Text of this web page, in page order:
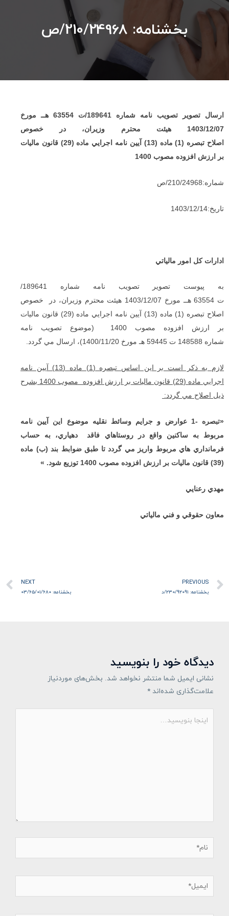
بخشنامه: 210/24968/ص
ارسال تصوير تصويب نامه شماره 189641/ت 63554 هــ مورخ
1403/12/07 هيئت محترم وزيران، در خصوص
اصلاح تبصره (1) ماده (13) آيين نامه اجرايي ماده (29) قانون ماليات
بر ارزش افزوده مصوب 1400
شماره:210/24968/ص
تاريخ:1403/12/14
ادارات کل امور مالياتي
به پيوست تصوير تصويب نامه شماره 189641/
ت 63554 هــ مورخ 1403/12/07 هيئت محترم وزيران، در خصوص
اصلاح تبصره (1) ماده (13) آيين نامه اجرايي ماده (29) قانون ماليات
بر ارزش افزوده مصوب 1400 (موضوع تصويب نامه
شماره 148588 ت 59445 هـ مورخ 1400/11/20)، ارسال مي گردد.
لازم به ذکر است بر اين اساس تبصره (1) ماده (13) آيين نامه
اجرايي ماده (29) قانون ماليات بر ارزش افزوده مصوب 1400 بشرح
ذيل اصلاح مي گردد:
«تبصره -1
عوارض و جرايم وسائط نقليه موضوع اين آيين نامه
مربوط به ساکنين واقع در روستاهاي فاقد دهياري، به حساب
فرمانداري هاي مربوط واريز مي گردد تا طبق ضوابط بند (ب) ماده
(
39) قانون ماليات بر ارزش افزوده مصوب 1400 توزيع شود. »
مهدي رعنايي
معاون حقوقي و فني مالياتي
قبلی
PREVIOUS
بخشنامه: 230/92091/د
NEXT
بخشنامه: 03/65/01/680
دیدگاه‌ خود را بنویسید
نشانی ایمیل شما منتشر نخواهد شد. بخش‌های موردنیاز
علامت‌گذاری شده‌اند *
بنویسید…
نام*
ایمیل*